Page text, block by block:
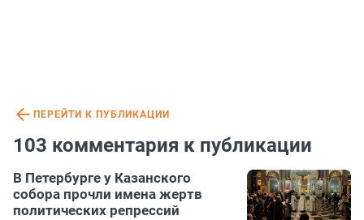
ПЕРЕЙТИ К ПУБЛИКАЦИИ
103 комментария к публикации
В Петербурге у Казанского
собора прочли имена жертв
политических репрессий